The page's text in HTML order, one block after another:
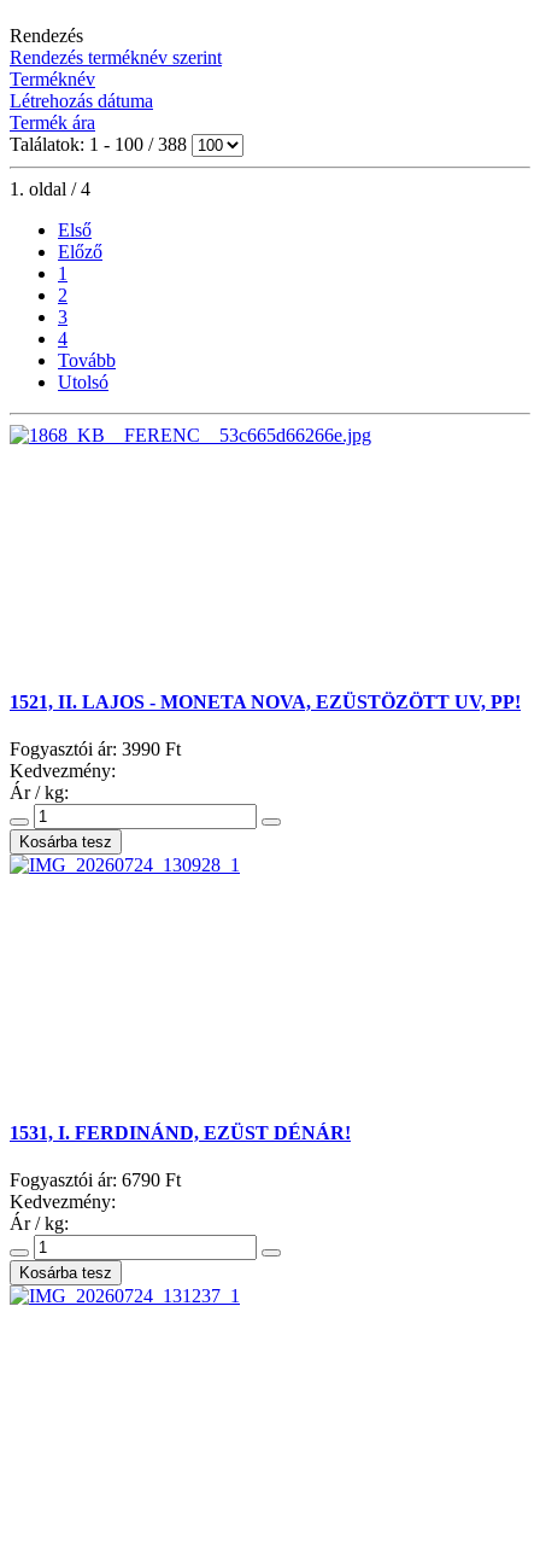
Rendezés
Rendezés terméknév szerint
Terméknév
Létrehozás dátuma
Termék ára
Találatok: 1 - 100 / 388
1. oldal / 4
Első
Előző
1
2
3
4
Tovább
Utolsó
1521, II. LAJOS - MONETA NOVA, EZÜSTÖZÖTT UV, PP!
Fogyasztói ár: 3990 Ft
Kedvezmény:
Ár / kg:
1531, I. FERDINÁND, EZÜST DÉNÁR!
Fogyasztói ár: 6790 Ft
Kedvezmény:
Ár / kg: